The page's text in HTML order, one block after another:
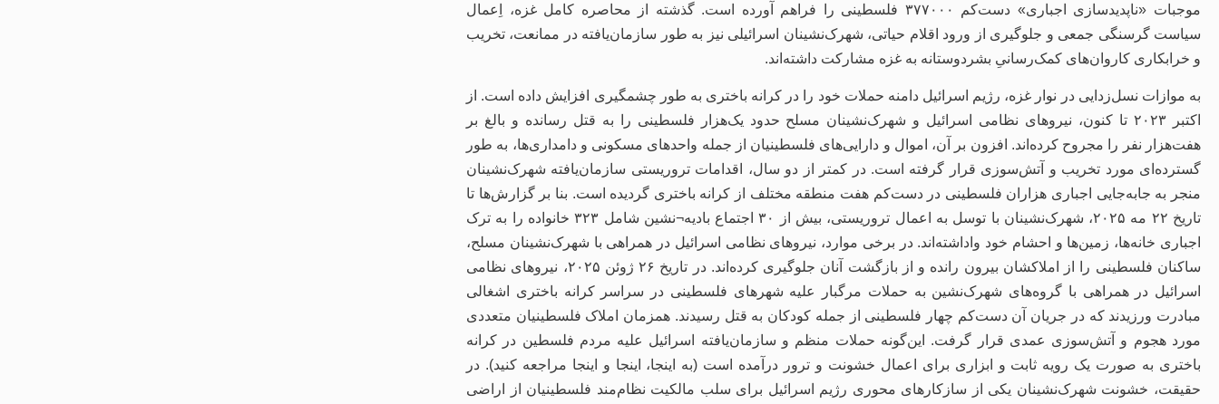
موجبات «ناپدیدسازی اجباری» دست‌کم ۳۷۷۰۰۰ فلسطینی را فراهم آورده است. گذشته از محاصره کامل غزه، اِعمال
سیاست گرسنگی جمعی و جلوگیری از ورود اقلام حیاتی، شهرک‌نشینان اسرائیلی نیز به ‌طور سازمان‌یافته در ممانعت، تخریب
و خرابکاری کاروان‌های کمک‌رسانیِ بشردوستانه به غزه مشارکت داشته‌اند.
به موازات نسل‌زدایی در نوار غزه، رژیم اسرائیل دامنه حملات خود را در کرانه باختری به‌ طور چشمگیری افزایش داده است. از
اکتبر ۲۰۲۳ تا کنون، نیروهای نظامی اسرائیل و شهرک‌نشینان مسلح حدود یک‌هزار فلسطینی را به قتل رسانده و بالغ بر
هفت‌هزار نفر را مجروح کرده‌اند. افزون بر آن، اموال و دارایی‌های فلسطینیان از جمله واحدهای مسکونی و دامداری‌ها، به ‌طور
گسترده‌ای مورد تخریب و آتش‌سوزی قرار گرفته است. در کمتر از دو سال، اقدامات تروریستی سازمان‌یافته شهرک‌نشینان
منجر به جابه‌جایی اجباری هزاران فلسطینی در دست‌کم هفت منطقه مختلف از کرانه باختری گردیده است. بنا بر گزارش‌ها تا
تاریخ ۲۲ مه ۲۰۲۵، شهرک‌نشینان با توسل به اعمال تروریستی، بیش از ۳۰ اجتماع بادیه¬نشین شامل ۳۲۳ خانواده را به ترک
اجباری خانه‌ها، زمین‌ها و احشام خود واداشته‌اند. در برخی موارد، نیروهای نظامی اسرائیل در همراهی با شهرک‌نشینان مسلح،
ساکنان فلسطینی را از املاکشان بیرون رانده و از بازگشت آنان جلوگیری کرده‌اند. در تاریخ ۲۶ ژوئن ۲۰۲۵، نیروهای نظامی
اسرائیل در همراهی با گروه‌های شهرک‌نشین به حملات مرگبار علیه شهرهای فلسطینی در سراسر کرانه باختری اشغالی
مبادرت ورزیدند که در جریان آن دست‌کم چهار فلسطینی از جمله کودکان به قتل رسیدند. همزمان املاک فلسطینیان متعددی
مورد هجوم و آتش‌سوزی عمدی قرار گرفت. این‌گونه حملات منظم و سازمان‌یافته اسرائیل علیه مردم فلسطین در کرانه
باختری به ‌صورت یک رویه ثابت و ابزاری برای اعمال خشونت و ترور درآمده است (به اینجا، اینجا و اینجا مراجعه کنید). در
حقیقت، خشونت شهرک‌نشینان یکی از سازکارهای محوری رژیم اسرائیل برای سلب مالکیت نظام‌مند فلسطینیان از اراضی